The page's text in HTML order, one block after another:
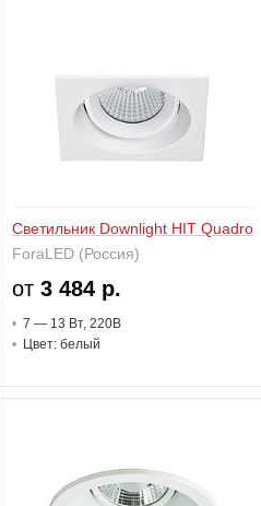
Светильник Downlight HIT Quadro
ForaLED (Россия)
от 3 484 р.
7 — 13 Вт, 220В
Цвет: белый